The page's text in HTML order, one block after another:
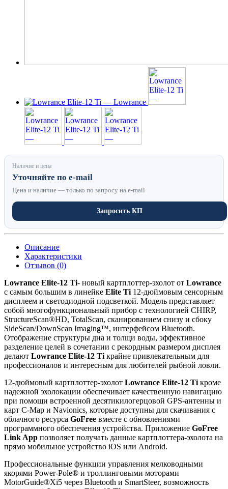
Наличие и цена
Уточняйте по e-mail
Цена и наличие — только по запросу на e-mail
Запросить КП
Описание
Характеристики
Отзывов (0)
Lowrance Elite-12 Ti- новый картплоттер-эхолот от Lowrance
c самым большим в линейке Elite Ti 12-дюймовым сенсорным
дисплеем и светодиодной подсветкой. Модель представляет
собой многофункциональный прибор с технологией CHIRP,
StructureScan®HD, TotalScan, сканированием снизу и сбоку
SideScan/DownScan Imaging™, интерфейсом Bluetooth.
Отображение структуры дна и толщи воды, эффективное
разделение целей в сочетании с рекордным размером дисплея
делают Lowrance Elite-12 Ti крайне привлекательным для
профессионалов и интересным для любителей рыбной ловли.
12-дюймовый картплоттер-эхолот Lowrance Elite-12 Ti кроме
надежной эхолокации обеспечивает качественную навигацию
при помощи встроенной десятикилогерцовой GPS-антенны и
карт C-Map и Navionics, которые доступны для скачивания с
облачного ресурса GoFree вместе с обновлениями
программного обеспечения устройства. Приложение GoFree
Link App позволяет получать данные картплоттера-эхолота на
прямо мобильное устройство iOS или Android.
Профессиональные функции управления мелководными
якорями Power-Pole® и троллинговыми моторами
MotorGuide®Xi5 через Bluetooth и SmartSteer, возможность